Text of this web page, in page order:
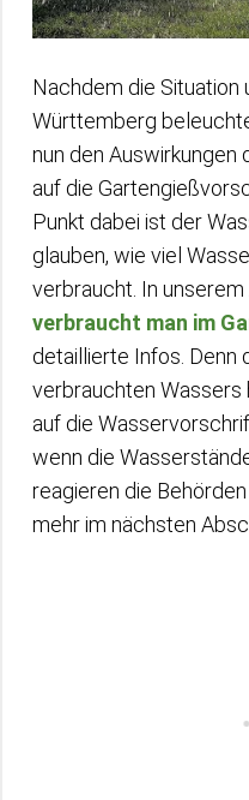
Nachdem die Situation
Württemberg
nun den Auswirkungen
auf die
Punkt dabei ist der
glauben, wie viel
verbraucht. In unserem
verbraucht man im
detaillierte Infos. Denn
verbrauchten Wassers
auf die
wenn die
reagieren die
mehr im nächsten